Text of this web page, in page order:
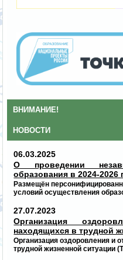
ВНИМАНИЕ!
НОВОСТИ
06.03.2025
О проведении
образования в 2024-2026
Размещён
условий осуществления
27.07.2023
Организация
находящихся в трудной
Организация оздоровления и
трудной жизненной ситуации